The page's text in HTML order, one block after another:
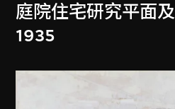
庭院住宅研究平面
1935